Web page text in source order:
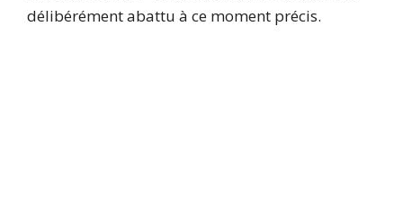
délibérément abattu à ce moment précis.